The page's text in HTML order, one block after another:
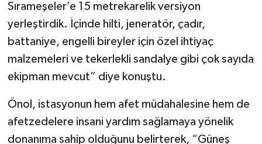
Sırameşeler’e 15 metrekarelik versiyon
yerleştirdik. İçinde hilti, jeneratör, çadır,
battaniye, engelli bireyler için özel ihtiyaç
malzemeleri ve tekerlekli sandalye gibi çok sayıda
ekipman mevcut” diye konuştu.
Önol, istasyonun hem afet müdahalesine hem de
afetzedelere insani yardım sağlamaya yönelik
donanıma sahip olduğunu belirterek, “Güneş